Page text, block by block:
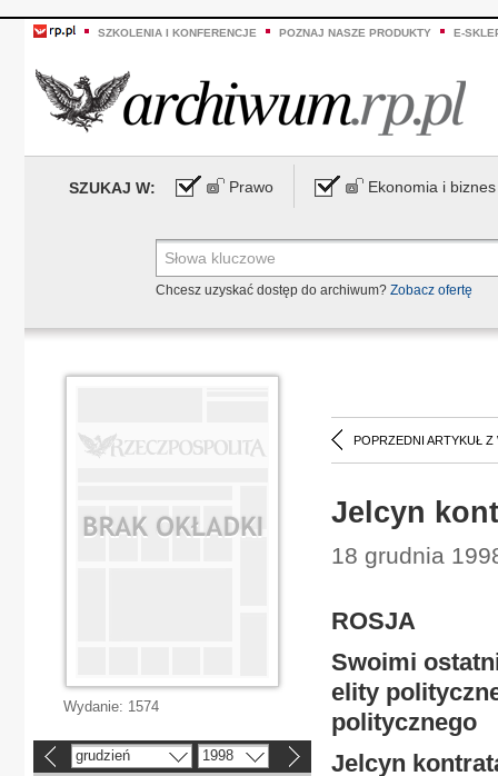
SZKOLENIA I KONFERENCJE POZNAJ NASZE PRODUKTY E-
SZUKAJ W: Prawo Ekonomia i biznes
Chcesz uzyskać dostęp do archiwum? Zobacz ofertę
POPRZEDNI ARTYKUŁ Z
Jelcyn
18 grudnia
ROSJA
Swoimi
elity
politycznego
Jelcyn
Wydanie: 1574
grudzień 1998